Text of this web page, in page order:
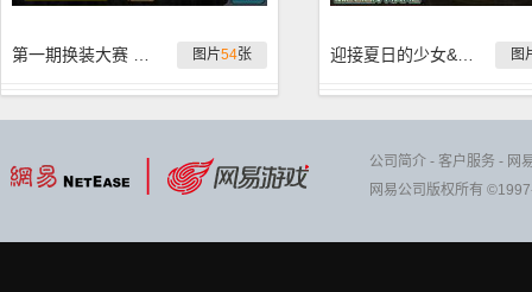
图片54张 图
公司简介 - 客户服务 - 网
网易公司版权所有